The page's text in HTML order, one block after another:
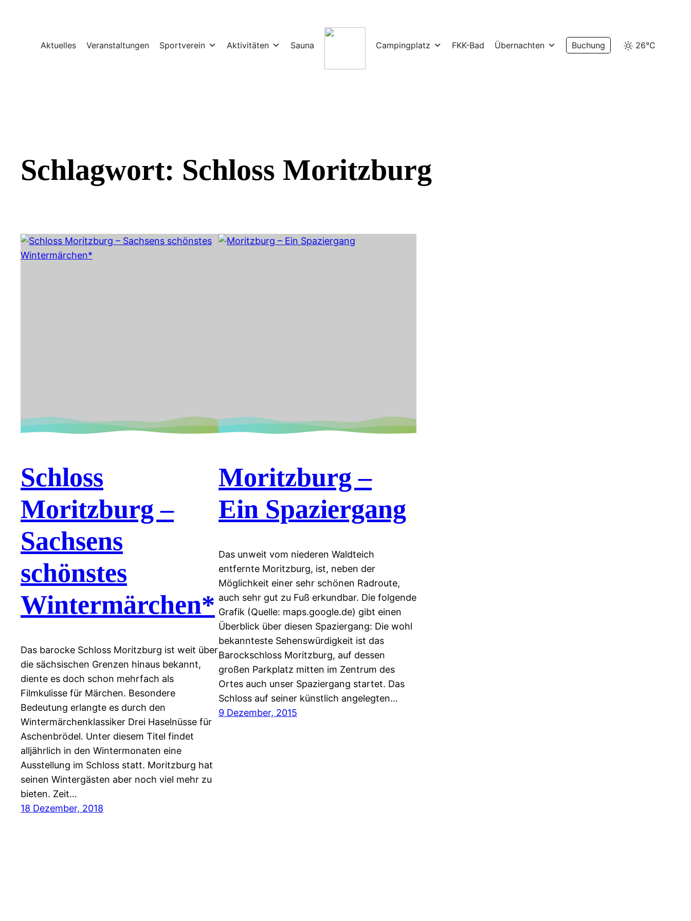
Aktuelles Veranstaltungen Sportverein Aktivitäten Sauna Campingplatz FKK-Bad Übernachten Buchung 26°C
Schlagwort: Schloss Moritzburg
Schloss
Moritzburg –
Sachsens
schönstes
Wintermärchen*
Das barocke Schloss Moritzburg ist weit über
die sächsischen Grenzen hinaus bekannt,
diente es doch schon mehrfach als
Filmkulisse für Märchen. Besondere
Bedeutung erlangte es durch den
Wintermärchenklassiker Drei Haselnüsse für
Aschenbrödel. Unter diesem Titel findet
alljährlich in den Wintermonaten eine
Ausstellung im Schloss statt. Moritzburg hat
seinen Wintergästen aber noch viel mehr zu
bieten. Zeit…
18 Dezember, 2018
Moritzburg –
Ein Spaziergang
Das unweit vom niederen Waldteich
entfernte Moritzburg, ist, neben der
Möglichkeit einer sehr schönen Radroute,
auch sehr gut zu Fuß erkundbar. Die folgende
Grafik (Quelle: maps.google.de) gibt einen
Überblick über diesen Spaziergang: Die wohl
bekannteste Sehenswürdigkeit ist das
Barockschloss Moritzburg, auf dessen
großen Parkplatz mitten im Zentrum des
Ortes auch unser Spaziergang startet. Das
Schloss auf seiner künstlich angelegten…
9 Dezember, 2015